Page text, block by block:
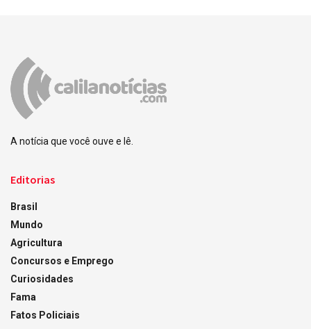
A notícia que você ouve e lê.
Editorias
Brasil
Mundo
Agricultura
Concursos e Emprego
Curiosidades
Fama
Fatos Policiais